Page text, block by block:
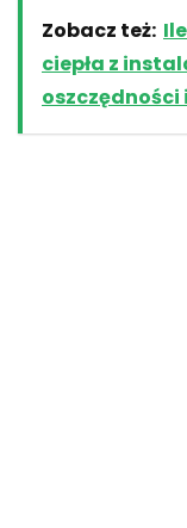
Zobacz też:
ciepła z
oszczędności